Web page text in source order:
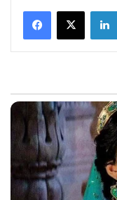
Facebook
X